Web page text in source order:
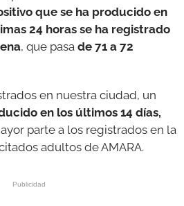
que se ha producido en
24 horas se ha registrado
, que pasa de 71 a 72
en nuestra ciudad, un
en los últimos 14 días,
parte a los registrados en la
adultos de AMARA.